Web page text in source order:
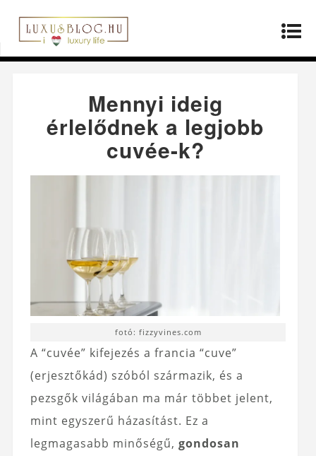
Kezdőlap»Életmód
Mennyi ideig érlelődnek a
legjobb cuvée-k?
Mennyi ideig
érlelődnek a legjobb
cuvée-k?
fotó: fizzyvines.com
A “cuvée” kifejezés a francia “cuve”
(erjesztőkád) szóból származik, és a
pezsgők világában ma már többet jelent,
mint egyszerű házasítást. Ez a
legmagasabb minőségű, gondosan